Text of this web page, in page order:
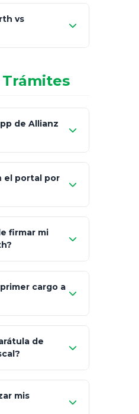
informales en
técnico
vs
(Certificado)
Art. 151 / 93
de Allianz
Play
el portal por
tienes cuenta?
firmar mi
cargo a
de
"Documentos"
mis